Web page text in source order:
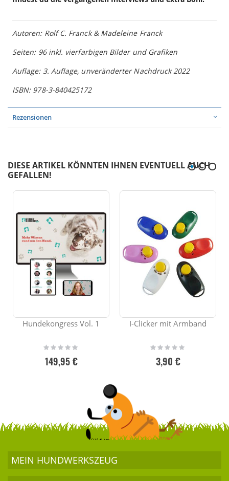
Autoren: Rolf C. Franck & Madeleine Franck
Seiten: 96 inkl. vierfarbigen Bilder und Grafiken
Auflage: 3. Auflage, unveränderter Nachdruck 2022
ISBN: 978-3-840425172
Rezensionen
DIESE ARTIKEL KÖNNTEN IHNEN EVENTUELL AUCH
GEFALLEN!
Hundekongress Vol. 1
Rating:
0%
149,95 €
I-Clicker mit Armband
Rating:
0%
3,90 €
MEIN HUND­WERKSZEUG